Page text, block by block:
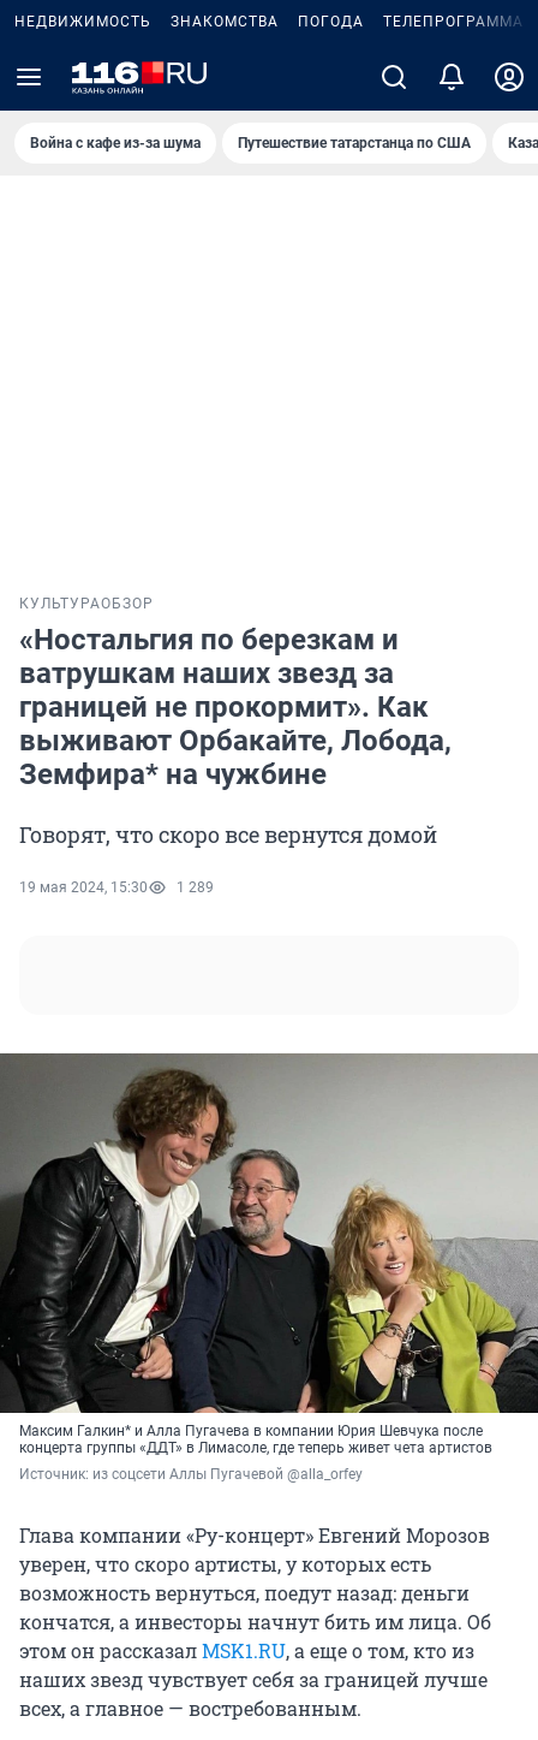
НЕДВИЖИМОСТЬ ЗНАКОМСТВА ПОГОДА ТЕЛЕПРОГРАММА
Война с кафе из-за шума Путешествие татарстанца по США
КУЛЬТУРАОБЗОР
«Ностальгия по березкам и
ватрушкам наших звезд за
границей не прокормит». Как
выживают Орбакайте, Лобода,
Земфира* на чужбине
Говорят, что скоро все вернутся домой
19 мая 2024, 15:30 1 289
Максим Галкин* и Алла Пугачева в компании Юрия Шевчука после
концерта группы «ДДТ» в Лимасоле, где теперь живет чета артистов
Источник: из соцсети Аллы Пугачевой @alla_orfey
Глава компании «Ру-концерт» Евгений Морозов
уверен, что скоро артисты, у которых есть
возможность вернуться, поедут назад: деньги
кончатся, а инвесторы начнут бить им лица. Об
этом он рассказалMSK1.RU, а еще о том, кто из
наших звезд чувствует себя за границей лучше
всех, а главное — востребованным.